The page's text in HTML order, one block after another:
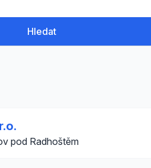
Hledat
pod Radhoštěm